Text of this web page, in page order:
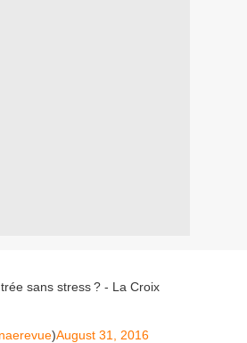
sans stress ? - La Croix
)August 31, 2016